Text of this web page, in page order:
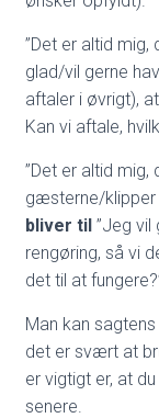
”Det er altid mig,
glad/vil gerne
aftaler i øvrigt),
Kan vi aftale,
”Det er altid
gæsterne/klipper
bliver til ”Jeg vil
rengøring, så vi
det til at
Man kan
det er svært at
er vigtigt er, at
senere.